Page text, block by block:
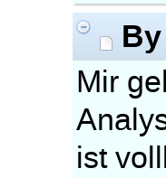
By
Mir
ist